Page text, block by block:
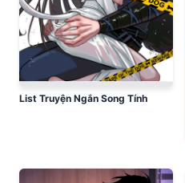
List Truyện Ngắn Song Tính